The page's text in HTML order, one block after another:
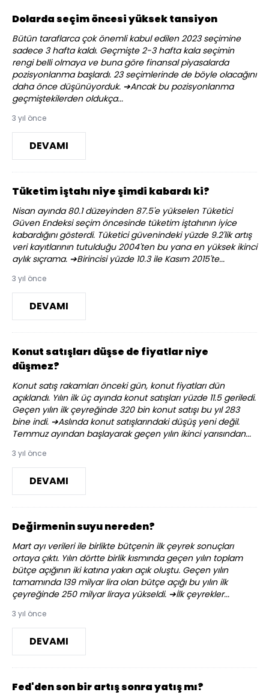
Dolarda seçim öncesi yüksek tansiyon
Bütün taraflarca çok önemli kabul edilen 2023 seçimine
sadece 3 hafta kaldı. Geçmişte 2-3 hafta kala seçimin
rengi belli olmaya ve buna göre finansal piyasalarda
pozisyonlanma başlardı. 23 seçimlerinde de böyle olacağını
daha önce düşünüyorduk. ➔Ancak bu pozisyonlanma
geçmiştekilerden oldukça...
3 yıl önce
DEVAMI
Tüketim iştahı niye şimdi kabardı ki?
Nisan ayında 80.1 düzeyinden 87.5'e yükselen Tüketici
Güven Endeksi seçim öncesinde tüketim iştahının iyice
kabardığını gösterdi. Tüketici güvenindeki yüzde 9.2'lik artış
veri kayıtlarının tutulduğu 2004'ten bu yana en yüksek ikinci
aylık sıçrama. ➔Birincisi yüzde 10.3 ile Kasım 2015'te...
3 yıl önce
DEVAMI
Konut satışları düşse de fiyatlar niye
düşmez?
Konut satış rakamları önceki gün, konut fiyatları dün
açıklandı. Yılın ilk üç ayında konut satışları yüzde 11.5 geriledi.
Geçen yılın ilk çeyreğinde 320 bin konut satışı bu yıl 283
bine indi. ➔Aslında konut satışlarındaki düşüş yeni değil.
Temmuz ayından başlayarak geçen yılın ikinci yarısından...
3 yıl önce
DEVAMI
Değirmenin suyu nereden?
Mart ayı verileri ile birlikte bütçenin ilk çeyrek sonuçları
ortaya çıktı. Yılın dörtte birlik kısmında geçen yılın toplam
bütçe açığının iki katına yakın açık oluştu. Geçen yılın
tamamında 139 milyar lira olan bütçe açığı bu yılın ilk
çeyreğinde 250 milyar liraya yükseldi. ➔İlk çeyrekler...
3 yıl önce
DEVAMI
Fed'den son bir artış sonra yatış mı?